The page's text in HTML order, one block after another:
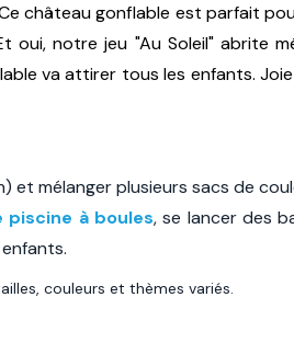
château gonflable est parfait
oui, notre jeu "Au Soleil" abrite
va attirer tous les enfants.
mélanger plusieurs sacs de
à boules, se lancer des
couleurs et thèmes variés.